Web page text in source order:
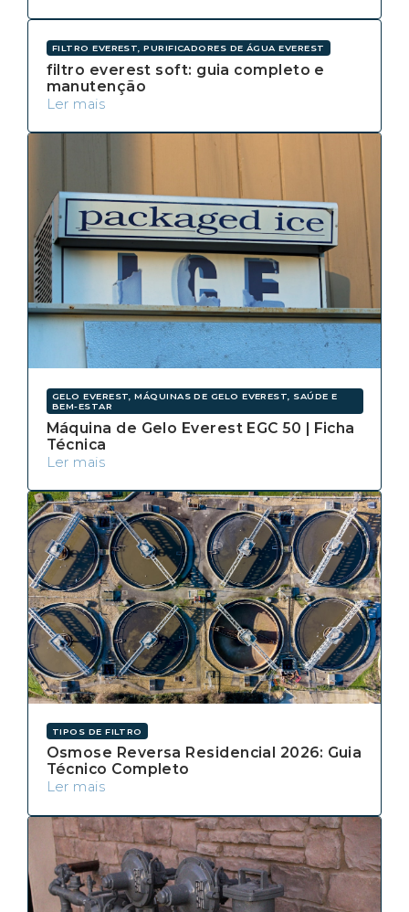
FILTRO EVEREST, PURIFICADORES DE ÁGUA EVEREST
filtro everest soft: guia completo e
manutenção
Ler mais
GELO EVEREST, MÁQUINAS DE GELO EVEREST, SAÚDE E
BEM-ESTAR
Máquina de Gelo Everest EGC 50 | Ficha
Técnica
Ler mais
TIPOS DE FILTRO
Osmose Reversa Residencial 2026: Guia
Técnico Completo
Ler mais